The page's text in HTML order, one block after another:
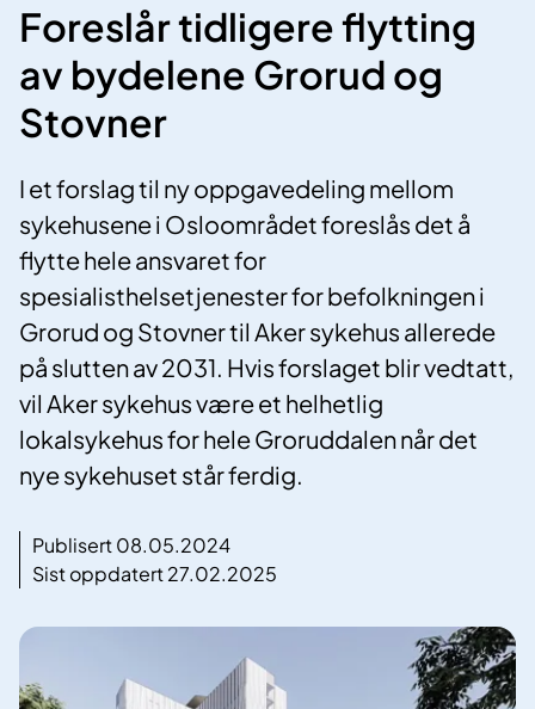
Foreslår tidligere flytting
av bydelene Grorud og
Stovner
I et forslag til ny oppgavedeling mellom
sykehusene i Osloområdet foreslås det å
flytte hele ansvaret for
spesialisthelsetjenester for befolkningen i
Grorud og Stovner til Aker sykehus allerede
på slutten av 2031. Hvis forslaget blir vedtatt,
vil Aker sykehus være et helhetlig
lokalsykehus for hele Groruddalen når det
nye sykehuset står ferdig.
Publisert 08.05.2024
Sist oppdatert 27.02.2025